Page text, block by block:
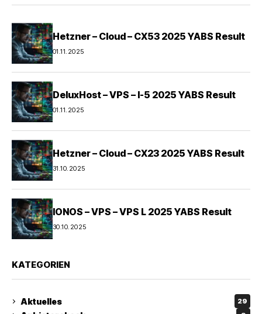
Hetzner – Cloud – CX53 2025 YABS Result
01.11.2025
DeluxHost – VPS – I-5 2025 YABS Result
01.11.2025
Hetzner – Cloud – CX23 2025 YABS Result
31.10.2025
IONOS – VPS – VPS L 2025 YABS Result
30.10.2025
KATEGORIEN
Aktuelles 29